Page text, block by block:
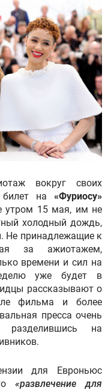
вокруг своих
билет на «Фуриосу»
утром 15 мая, им не
холодный дождь,
Не принадлежащие к
за ажиотажем,
времени и сил на
уже будет в
рассказывают о
фильма и более
пресса очень
разделившись на
для Евроньюс
«развлечение для